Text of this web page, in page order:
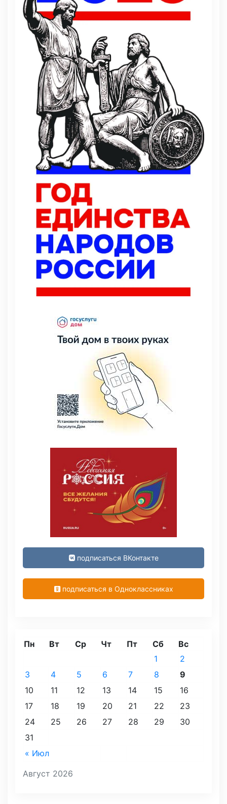
подписаться ВКонтакте
подписаться в Одноклассниках
Август 2026
Пн Вт Ср Чт Пт Сб Вс
« Июл
1
2
3
4 5 6 7 8
9
10
11 12 13 14 15
16
17
18 19 20 21 22
23
24
25 26 27 28 29
30
31